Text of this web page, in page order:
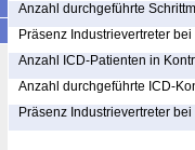
Anzahl durchgeführte
Präsenz Industrievertreter
Anzahl ICD-Patienten in
Anzahl durchgeführte ICD-
Präsenz Industrievertreter